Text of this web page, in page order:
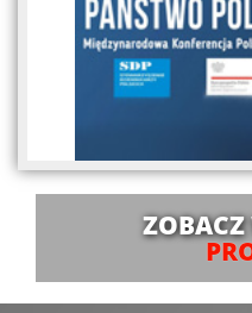
ZOBACZ